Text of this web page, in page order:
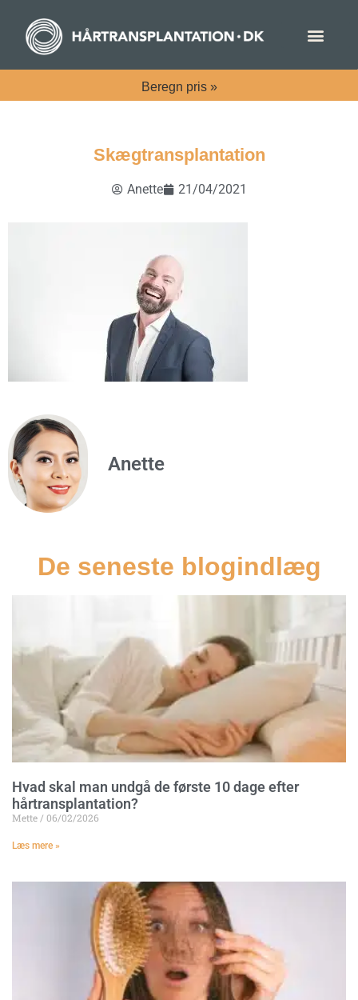
Beregn pris »
Skægtransplantation
Anette 21/04/2021
Anette
De seneste blogindlæg
Hvad skal man undgå de første 10 dage efter
hårtransplantation?
Mette 06/02/2026
Læs mere »